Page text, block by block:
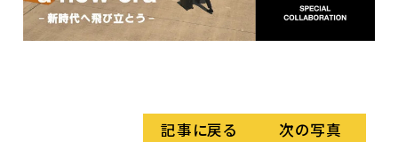
記事に戻る 次の写真